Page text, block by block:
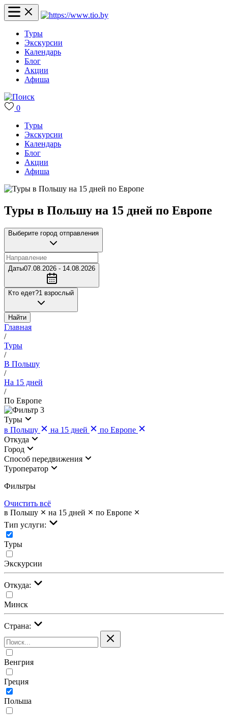
Туры
Экскурсии
Календарь
Блог
Акции
Афиша
0
Туры
Экскурсии
Календарь
Блог
Акции
Афиша
Туры в Польшу на 15 дней по Европе
Выберите город отправления
Даты07.08.2026 - 14.08.2026
Кто едет?1 взрослый
Найти
Главная
/
Туры
/
В Польшу
/
На 15 дней
/
По Европе
3
Туры
в Польшу
на 15 дней
по Европе
Откуда
Город
Cпособ передвижения
Туроператор
Фильтры
Очистить всё
в Польшу
на 15 дней
по Европе
Тип услуги:
Туры
Экскурсии
Откуда:
Минск
Страна:
Венгрия
Греция
Польша